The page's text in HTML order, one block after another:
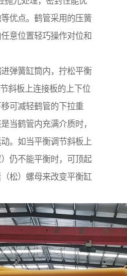
优点。鹤管采用的压簧
意位置轻巧操作对位和
弹簧缸筒内，拧松平衡
斜板上连接板的上下位
可减轻鹤管的下拉重
当鹤管内充满介质时，
。如当平衡调节斜板上
仍不能平衡时，可顶起
松）螺母来改变平衡缸